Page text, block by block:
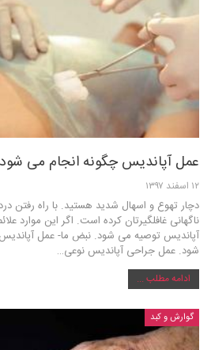
عمل آپاندیس چگونه انجام می
۱۲ اسفند ۱۳۹۷
دچار تهوع و اسهال شدید هستید. با راه رفتن
ناگهانی غافلگیرتان کرده است. اگر این موارد
آپاندیس توصیه می شود. نبض ما- عمل
شود. عمل جراحی آپاندیس نوعی…
ادامه مطلب ...
گوارش و کبد